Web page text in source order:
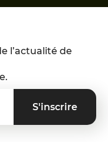
l’actualité de